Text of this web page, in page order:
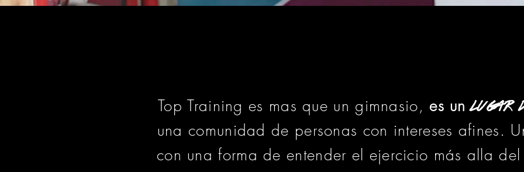
Top Training es mas que un gimnasio,es un lugar
una comunidad de personas con intereses afines.
con una forma de entender el ejercicio más alla